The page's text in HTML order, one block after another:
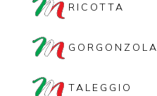
RICOTTA
GORGONZOLA
TALEGGIO